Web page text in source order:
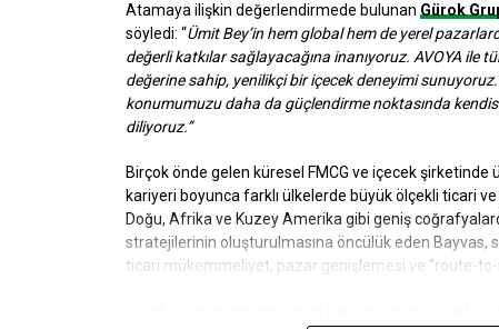
Atamaya ilişkin değerlendirmede bulunan Gürok
söyledi: “Ümit Bey’in hem global hem de yerel
değerli katkılar sağlayacağına inanıyoruz. AVOYA
değerine sahip, yenilikçi bir içecek deneyimi
konumumuzu daha da güçlendirme noktasında
diliyoruz.”
Birçok önde gelen küresel FMCG ve içecek şirketinde
kariyeri boyunca farklı ülkelerde büyük ölçekli ticari
Doğu, Afrika ve Kuzey Amerika gibi geniş
stratejilerinin oluşturulmasına öncülük eden Bayvas,
ticari mükemmeliyet, pazar genişlemesi ve “route-